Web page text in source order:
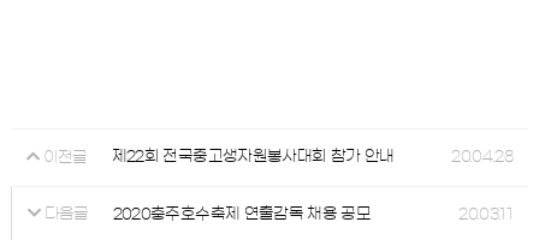
이전글 제22회 전국중고생자원봉사대회 참가 안내 20.04.28
다음글 2020충주호수축제 연출감독 채용 공모 20.03.11